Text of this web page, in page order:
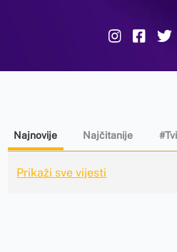
Najnovije Najčitanije
Prikaži sve vijesti